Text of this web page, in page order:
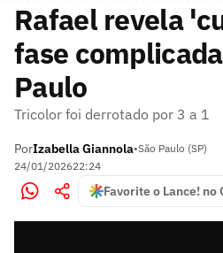
Rafael revela
fase
Paulo
Tricolor foi derrotado por 3 a 1
PorIzabella Giannola•São Paulo (SP)
24/01/202622:24
Favorite o Lance! no